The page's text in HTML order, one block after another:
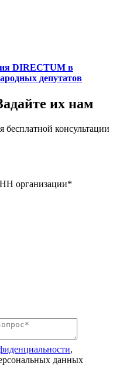
DIRECTUM в
депутатов
их нам
консультации
организации*
,
данных